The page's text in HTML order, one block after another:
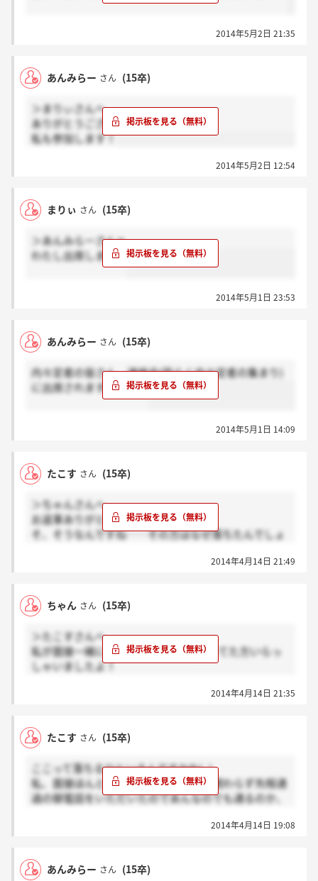
2014年5月2日 21:35
あんみらー さん (15卒)
＞まりぃさんへ
ありがとうございます！
私も参加します！
2014年5月2日 12:54
まりぃ さん (15卒)
＞あんみらーさんへ
わたし出席します！
2014年5月1日 23:53
あんみらー さん (15卒)
内々定者の皆さん、連絡会(恐らく内々定者の集まり)
に出席されますかー？？
2014年5月1日 14:09
たこす さん (15卒)
＞ちゃんさんへ
お返事ありがとうございます！
そ、そうなんですね‥‥その方はなぜ落ちたんでしょ
ほんとに就活って謎なことはばかりです(--;)2014年4月14日 21:49
ちゃん さん (15卒)
＞たこすさんへ
私が面接一緒に受けた方で1次面接落ちてた方いらっ
しゃいましたよ！
2014年4月14日 21:35
たこす さん (15卒)
ここって落ちるひといるんですかね(..)
私、面接ほんとにできなかったのにも関わらず先程通
過の御電話をいただいたのであんなのでも通るのか、
2014年4月14日 19:08
あんみらー さん (15卒)